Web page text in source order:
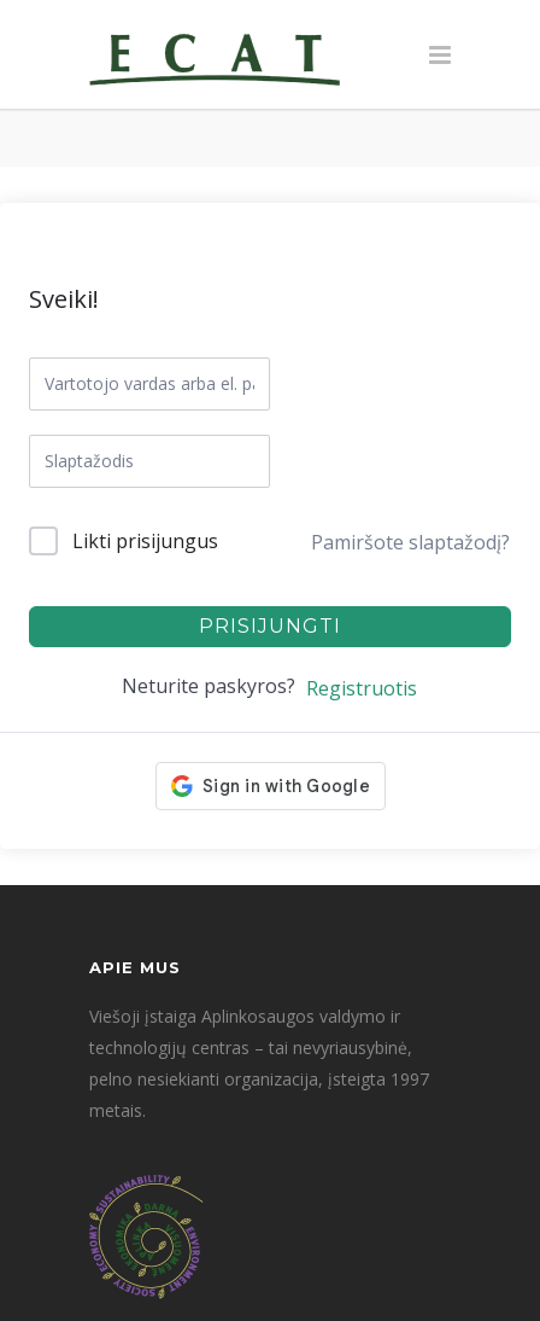
Sveiki!
Likti prisijungus Pamiršote slaptažodį?
PRISIJUNGTI
Neturite paskyros? Registruotis
APIE MUS
Viešoji įstaiga Aplinkosaugos valdymo ir
technologijų centras – tai nevyriausybinė,
pelno nesiekianti organizacija, įsteigta 1997
metais.